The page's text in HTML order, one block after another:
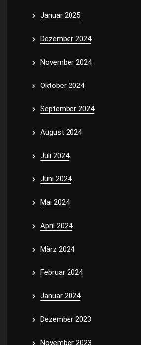
Januar 2025
Dezember 2024
November 2024
Oktober 2024
September 2024
August 2024
Juli 2024
Juni 2024
Mai 2024
April 2024
März 2024
Februar 2024
Januar 2024
Dezember 2023
November 2023